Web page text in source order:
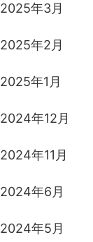
2025年3月
2025年2月
2025年1月
2024年12月
2024年11月
2024年6月
2024年5月